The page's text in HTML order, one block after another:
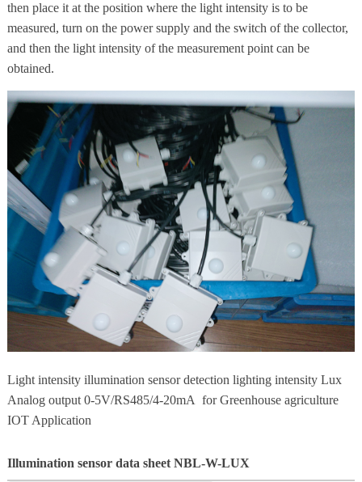
then place it at the position where the light intensity is to be
measured, turn on the power supply and the switch of the collector,
and then the light intensity of the measurement point can be
obtained.
Light intensity illumination sensor detection lighting intensity Lux
Analog output 0-5V/RS485/4-20mA for Greenhouse agriculture
IOT Application
Illumination sensor data sheet NBL-W-LUX